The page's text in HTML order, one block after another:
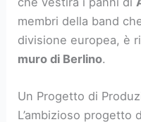
membri della band
divisione europea, è
muro di Berlino.
Un Progetto di
L’ambizioso progetto